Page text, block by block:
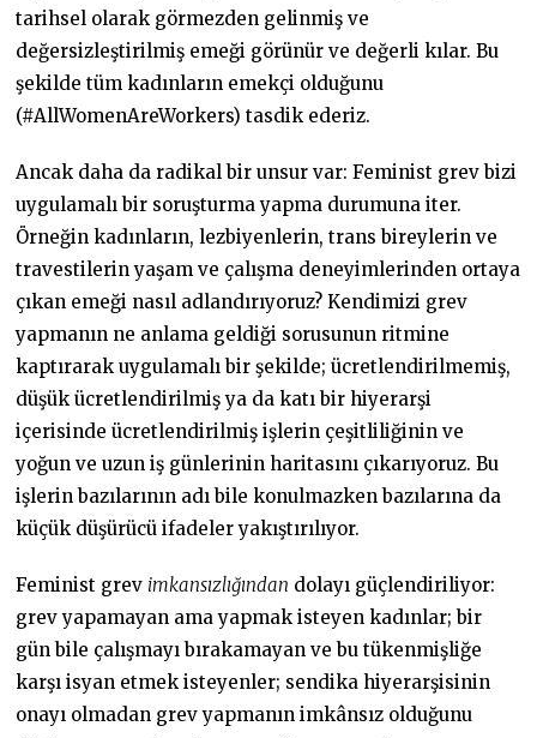
tarihsel olarak görmezden gelinmiş ve
değersizleştirilmiş emeği görünür ve değerli kılar. Bu
şekilde tüm kadınların emekçi olduğunu
(#AllWomenAreWorkers) tasdik ederiz.
Ancak daha da radikal bir unsur var: Feminist grev bizi
uygulamalı bir soruşturma yapma durumuna iter.
Örneğin kadınların, lezbiyenlerin, trans bireylerin ve
travestilerin yaşam ve çalışma deneyimlerinden ortaya
çıkan emeği nasıl adlandırıyoruz? Kendimizi grev
yapmanın ne anlama geldiği sorusunun ritmine
kaptırarak uygulamalı bir şekilde; ücretlendirilmemiş,
düşük ücretlendirilmiş ya da katı bir hiyerarşi
içerisinde ücretlendirilmiş işlerin çeşitliliğinin ve
yoğun ve uzun iş günlerinin haritasını çıkarıyoruz. Bu
işlerin bazılarının adı bile konulmazken bazılarına da
küçük düşürücü ifadeler yakıştırılıyor.
Feminist grev imkansızlığından dolayı güçlendiriliyor:
grev yapamayan ama yapmak isteyen kadınlar; bir
gün bile çalışmayı bırakamayan ve bu tükenmişliğe
karşı isyan etmek isteyenler; sendika hiyerarşisinin
onayı olmadan grev yapmanın imkânsız olduğunu